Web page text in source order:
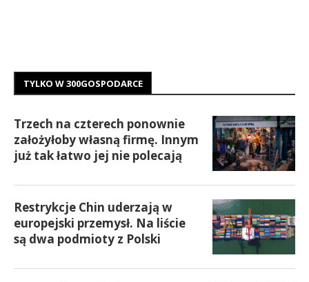
TYLKO W 300GOSPODARCE
Trzech na czterech ponownie
założyłoby własną firmę. Innym
już tak łatwo jej nie polecają
Restrykcje Chin uderzają w
europejski przemysł. Na liście
są dwa podmioty z Polski